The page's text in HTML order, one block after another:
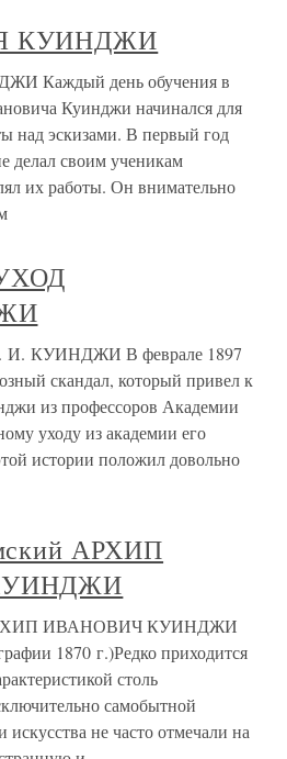
КУИНДЖИ
Каждый день обучения в
Куинджи начинался для
над эскизами. В первый год
своим ученикам
их работы. Он внимательно
КУИНДЖИ В феврале 1897
скандал, который привел к
из профессоров Академии
уходу из академии его
истории положил довольно
АРХИП
ИВАНОВИЧ КУИНДЖИ
1870 г.)Редко приходится
столь
самобытной
не часто отмечали на